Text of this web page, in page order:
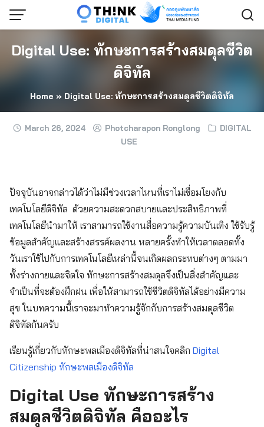
Skip
Digital Use: ทักษะการสร้างสมดุลชีวิต
ดิจิทัล
Home » Digital Use: ทักษะการสร้างสมดุลชีวิตดิจิทัล
March 26, 2024 Photcharapon Ronglong
DIGITAL
USE
ปัจจุบันอาจกล่าวได้ว่าไม่มีช่วงเวลาไหนที่เราไม่เชื่อมโยงกับ
เทคโนโลยีดิจิทัล ด้วยความสะดวกสบายและประสิทธิภาพที่
เทคโนโลยีนำมาให้ เราสามารถใช้งานสื่อความรู้ความบันเทิง ใช้รับรู้
ข้อมูลสำคัญและสร้างสรรค์ผลงาน หลายครั้งทำให้เวลาตลอดทั้ง
วันเราใช้ไปกับการเทคโนโลยีเหล่านี้จนเกิดผลกระทบต่างๆ ตามมา
ทั้งร่างกายและจิตใจ ทักษะการสร้างสมดุลจึงเป็นสิ่งสำคัญและ
จำเป็นที่จะต้องฝึกฝน เพื่อให้สามารถใช้ชีวิตดิจิทัลได้อย่างมีความ
สุข ในบทความนี้เราจะมาทำความรู้จักกับการสร้างสมดุลชีวิต
ดิจิทัลกันครับ
เรียนรู้เกี่ยวกับทักษะพลเมืองดิจิทัลที่น่าสนใจคลิก Digital
Citizenship ทักษะพลเมืองดิจิทัล
Digital Use ทักษะการสร้าง
สมดุลชีวิตดิจิทัล คืออะไร